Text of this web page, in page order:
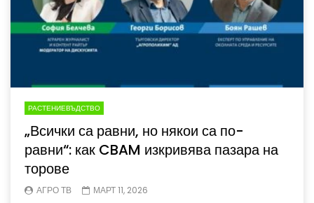
РАСТЕНИЕВЪДСТВО
„Всички са равни, но някои са по-
равни“: как CBAM изкривява пазара на
торове
АГРО ТВ МАРТ 11, 2026